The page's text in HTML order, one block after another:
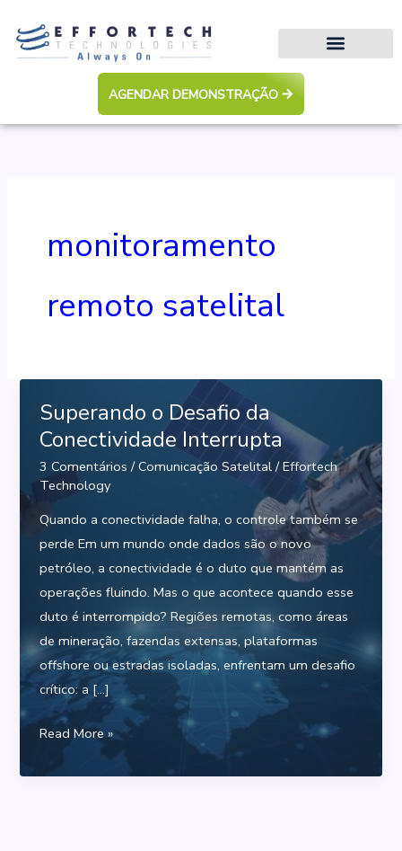
para
AGENDAR DEMONSTRAÇÃO
monitoramento
remoto satelital
Superando o Desafio da
Conectividade Interrupta
3 Comentários /Comunicação Satelital /Effortech
Technology
Quando a conectividade falha, o controle também se
perde Em um mundo onde dados são o novo
petróleo, a conectividade é o duto que mantém as
operações fluindo. Mas o que acontece quando esse
duto é interrompido? Regiões remotas, como áreas
de mineração, fazendas extensas, plataformas
offshore ou estradas isoladas, enfrentam um desafio
crítico: a […]
Superando
Desafio
Read More »